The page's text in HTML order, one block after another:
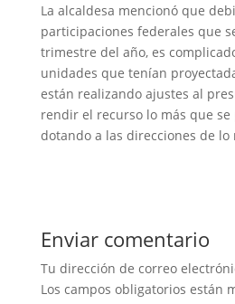
La alcaldesa mencionó que
participaciones federales que
trimestre del año, es
unidades que tenían
están realizando ajustes al
rendir el recurso lo más que se
dotando a las direcciones de lo
Enviar comentario
Tu dirección de correo
Los campos obligatorios están